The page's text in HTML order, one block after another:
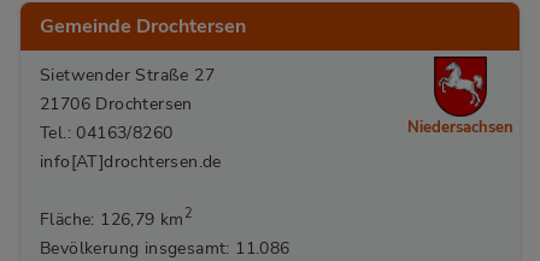
Gemeinde Drochtersen
Sietwender Straße 27
21706 Drochtersen
Tel.: 04163/8260
info[AT]drochtersen.de
Fläche: 126,79 km 2
Bevölkerung insgesamt: 11.086
Niedersachsen